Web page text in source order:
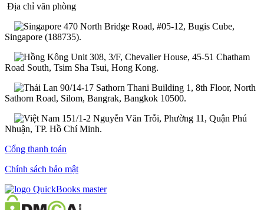
Địa chỉ văn phòng
470 North Bridge Road, #05-12, Bugis Cube,
Singapore (188735).
Unit 308, 3/F, Chevalier House, 45-51 Chatham
Road South, Tsim Sha Tsui, Hong Kong.
90/14-17 Sathorn Thani Building 1, 8th Floor, North
Sathorn Road, Silom, Bangrak, Bangkok 10500.
151/1-2 Nguyễn Văn Trỗi, Phường 11, Quận Phú
Nhuận, TP. Hồ Chí Minh.
Cổng thanh toán
Chính sách bảo mật